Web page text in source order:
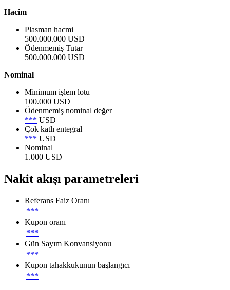
Hacim
Plasman hacmi
500.000.000 USD
Ödenmemiş Tutar
500.000.000 USD
Nominal
Minimum işlem lotu
100.000 USD
Ödenmemiş nominal değer
*** USD
Çok katlı entegral
*** USD
Nominal
1.000 USD
Nakit akışı parametreleri
Referans Faiz Oranı
***
Kupon oranı
***
Gün Sayım Konvansiyonu
***
Kupon tahakkukunun başlangıcı
***